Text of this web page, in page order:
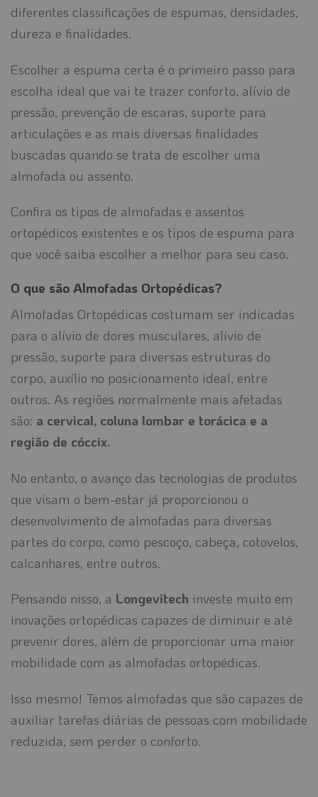
diferentes classificações de espumas, densidades,
dureza e finalidades.
Escolher a espuma certa é o primeiro passo para
escolha ideal que vai te trazer conforto, alívio de
pressão, prevenção de escaras, suporte para
articulações e as mais diversas finalidades
buscadas quando se trata de escolher uma
almofada ou assento.
Confira os tipos de almofadas e assentos
ortopédicos existentes e os tipos de espuma para
que você saiba escolher a melhor para seu caso.
O que são Almofadas Ortopédicas?
Almofadas Ortopédicas costumam ser indicadas
para o alívio de dores musculares, alívio de
pressão, suporte para diversas estruturas do
corpo, auxílio no posicionamento ideal, entre
outros. As regiões normalmente mais afetadas
são: a cervical, coluna lombar e torácica e a
região de cóccix.
No entanto, o avanço das tecnologias de produtos
que visam o bem-estar já proporcionou o
desenvolvimento de almofadas para diversas
partes do corpo, como pescoço, cabeça, cotovelos,
calcanhares, entre outros.
Pensando nisso, a Longevitech investe muito em
inovações ortopédicas capazes de diminuir e até
prevenir dores, além de proporcionar uma maior
mobilidade com as almofadas ortopédicas.
Isso mesmo! Temos almofadas que são capazes de
auxiliar tarefas diárias de pessoas com mobilidade
reduzida, sem perder o conforto.